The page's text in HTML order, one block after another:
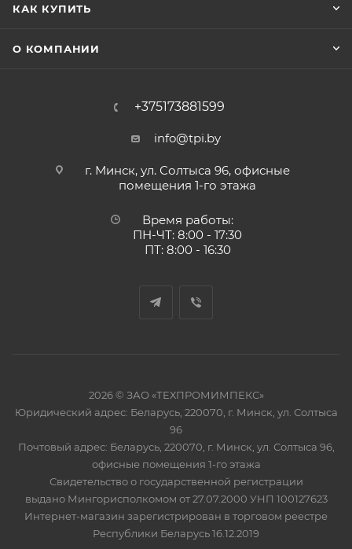
КАК КУПИТЬ
О КОМПАНИИ
+375173881599
info@tpi.by
г. Минск, ул. Солтыса 96, офисные
помещения 1-го этажа
Время работы:
ПН-ЧТ: 8:00 - 17:30
ПТ: 8:00 - 16:30
2026 © ЗАО «ТЕХПРОМИМПЕКС»
Юридический адрес: Беларусь, 220070, г. Минск, ул. Солтыса
96
Почтовый адрес: Беларусь, 220070, г. Минск, ул. Солтыса 96,
офисные помещения 1-го этажа
Свидетельство о государственной регистрации
выдано Мингорисполкомом от 27.07.2000 УНП 100127623
Интернет-магазин зарегистрирован в торговом реестре
Республики Беларусь 16.12.2019